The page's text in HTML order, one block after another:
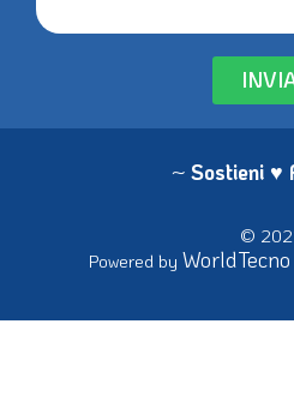
~ Sostieni ♥
©
Powered by WorldTecno